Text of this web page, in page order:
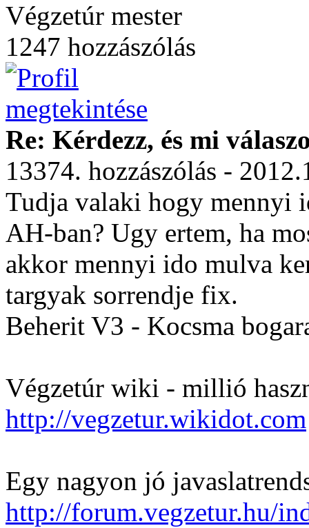
Végzetúr mester
1247 hozzászólás
Re: Kérdezz, és mi
13374. hozzászólás -
Tudja valaki hogy mennyi
AH-ban? Ugy ertem, ha
akkor mennyi ido mulva
targyak sorrendje fix.
Beherit V3 - Kocsma
Végzetúr wiki - millió
http://vegzetur.wikidot.com
Egy nagyon jó
http://forum.vegzetur.hu/